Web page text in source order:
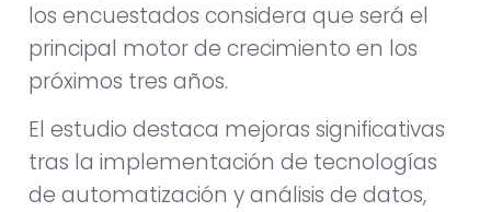
los encuestados considera que será el
principal motor de crecimiento en los
próximos tres años.
El estudio destaca mejoras significativas
tras la implementación de tecnologías
de automatización y análisis de datos,